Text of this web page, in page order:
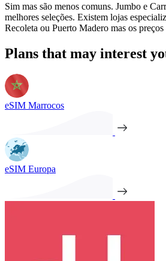
Sim mas são menos comuns. Jumbo e
melhores seleções. Existem lojas
Recoleta ou Puerto Madero mas os preços
Plans that may interest
eSIM Marrocos
eSIM Europa